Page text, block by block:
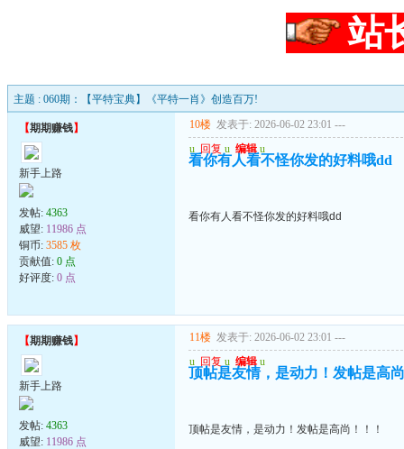
站
主题 : 060期：【平特宝典】《平特一肖》创造百万!
【期期赚钱】
新手上路
发帖: 4363
威望: 11986 点
铜币: 3585 枚
贡献值: 0 点
好评度: 0 点
10楼 发表于: 2026-06-02 23:01 ---
u 回复 u 编辑 u
看你有人看不怪你发的好料哦dd
看你有人看不怪你发的好料哦dd
【期期赚钱】
新手上路
发帖: 4363
威望: 11986 点
11楼 发表于: 2026-06-02 23:01 ---
u 回复 u 编辑 u
顶帖是友情，是动力！发帖是高
顶帖是友情，是动力！发帖是高尚！！！